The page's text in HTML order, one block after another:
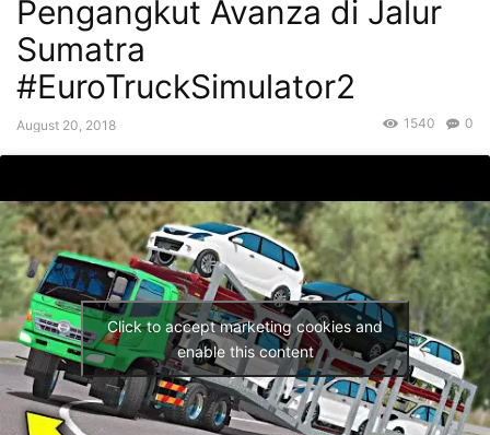
Pengangkut Avanza di Jalur
Sumatra
#EuroTruckSimulator2
August 20, 2018 0
1540
Click to accept marketing cookies and
enable this content